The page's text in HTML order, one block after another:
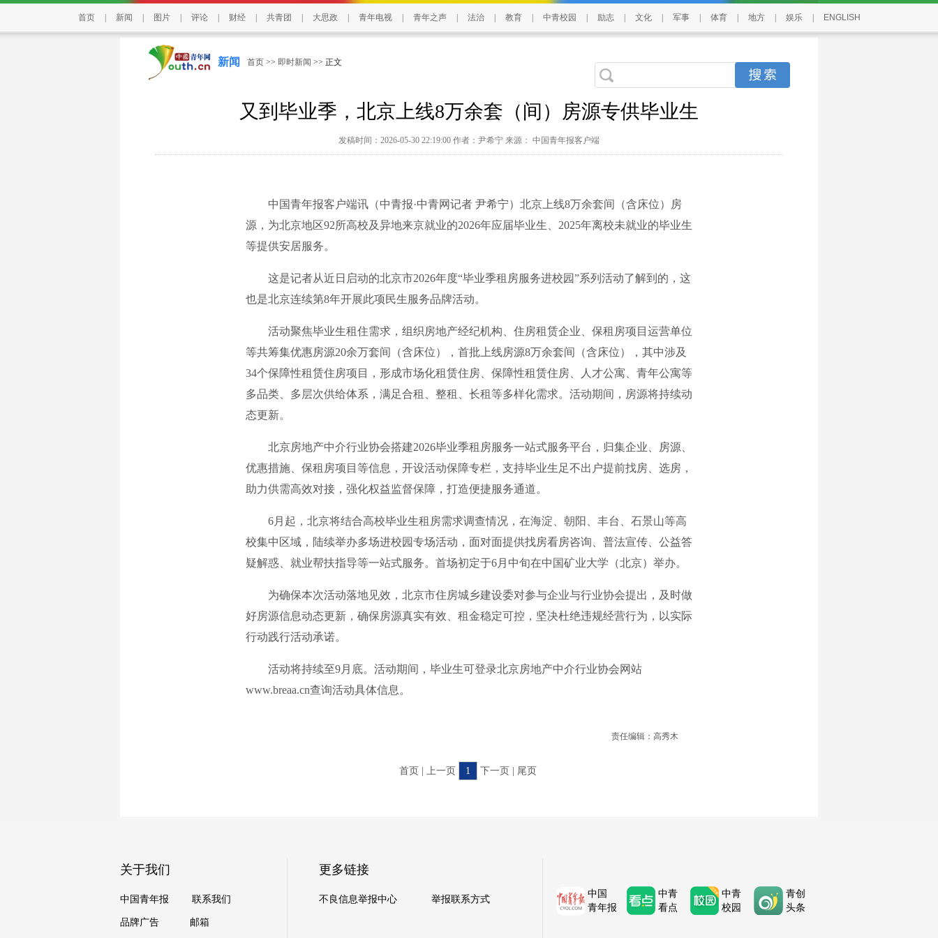
首页 新闻 图片 评论 财经 共青团 大思政 青年电视 青年之声 法治 教育 中青校园 励志 文化 军事 体育 地方 娱乐 ENGLISH
新闻 首页 >> 即时新闻 >> 正文
又到毕业季，北京上线8万余套（间）房源专供毕业生
发稿时间：2026-05-30 22:19:00 作者：尹希宁 来源： 中国青年报客户端
中国青年报客户端讯（中青报·中青网记者 尹希宁）北京上线8万余套间（含床位）房
源，为北京地区92所高校及异地来京就业的2026年应届毕业生、2025年离校未就业的毕业生
等提供安居服务。
这是记者从近日启动的北京市2026年度“毕业季租房服务进校园”系列活动了解到的，这
也是北京连续第8年开展此项民生服务品牌活动。
活动聚焦毕业生租住需求，组织房地产经纪机构、住房租赁企业、保租房项目运营单位
等共筹集优惠房源20余万套间（含床位），首批上线房源8万余套间（含床位），其中涉及
34个保障性租赁住房项目，形成市场化租赁住房、保障性租赁住房、人才公寓、青年公寓等
多品类、多层次供给体系，满足合租、整租、长租等多样化需求。活动期间，房源将持续动
态更新。
北京房地产中介行业协会搭建2026毕业季租房服务一站式服务平台，归集企业、房源、
优惠措施、保租房项目等信息，开设活动保障专栏，支持毕业生足不出户提前找房、选房，
助力供需高效对接，强化权益监督保障，打造便捷服务通道。
6月起，北京将结合高校毕业生租房需求调查情况，在海淀、朝阳、丰台、石景山等高
校集中区域，陆续举办多场进校园专场活动，面对面提供找房看房咨询、普法宣传、公益答
疑解惑、就业帮扶指导等一站式服务。首场初定于6月中旬在中国矿业大学（北京）举办。
为确保本次活动落地见效，北京市住房城乡建设委对参与企业与行业协会提出，及时做
好房源信息动态更新，确保房源真实有效、租金稳定可控，坚决杜绝违规经营行为，以实际
行动践行活动承诺。
活动将持续至9月底。活动期间，毕业生可登录北京房地产中介行业协会网站
www.breaa.cn查询活动具体信息。
责任编辑：高秀木
首页 | 上一页 1 下一页 | 尾页
关于我们
中国青年报 联系我们
品牌广告 邮箱
更多链接
不良信息举报中心 举报联系方式
中国
青年报
中青
看点
中青
校园
青创
头条